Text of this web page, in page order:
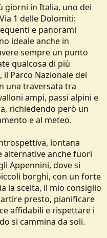
giorni in Italia, uno dei
1 delle Dolomiti:
e panorami
ideale anche in
sempre un punto
qualcosa di più
Parco Nazionale del
una traversata tra
ampi, passi alpini e
richiedendo però un
e al meteo.
lontana
alternative anche fuori
Appennini, dove si
borghi, con un forte
la scelta, il mio consiglio
presto, pianificare
affidabili e rispettare i
si cammina da soli.